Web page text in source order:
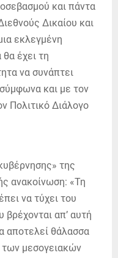
και πάντα
Δικαίου και
εκλεγμένη
έχει τη
να συνάπτει
και με τον
Πολιτικό Διάλογο
της
ανακοίνωση: «Τη
να τύχει του
απ’ αυτή
αποτελεί θάλασσα
των μεσογειακών